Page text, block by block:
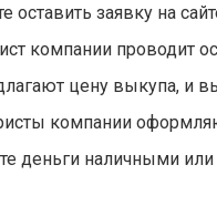
оставить заявку на
компании проводит
цену выкупа, и
компании
деньги наличными или